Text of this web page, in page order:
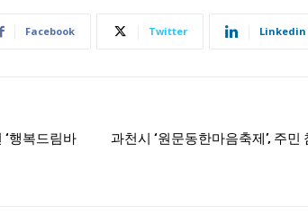
Facebook Twitter Linkedin
행복드림바
과천시 ‘원문동한마음축제’, 주민